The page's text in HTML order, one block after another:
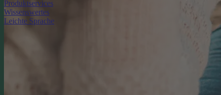
Produktservices
Wissenswertes
Leichte Sprache